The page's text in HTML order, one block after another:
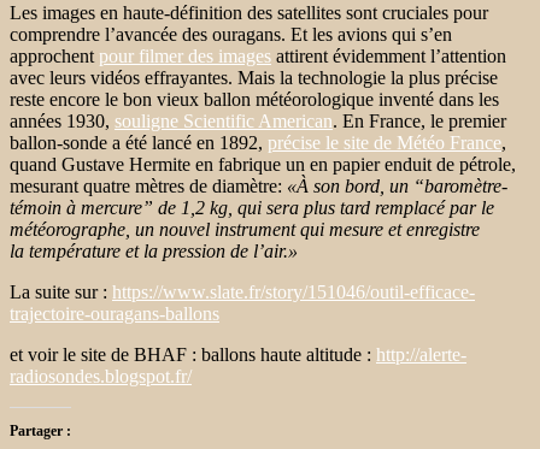
Les images en haute-définition des satellites sont cruciales pour
comprendre l’avancée des ouragans. Et les avions qui s’en
approchent pour filmer des images attirent évidemment l’attention
avec leurs vidéos effrayantes. Mais la technologie la plus précise
reste encore le bon vieux ballon météorologique inventé dans les
années 1930, souligne Scientific American. En France, le premier
ballon-sonde a été lancé en 1892, précise le site de Météo France,
quand Gustave Hermite en fabrique un en papier enduit de pétrole,
mesurant quatre mètres de diamètre: «À son bord, un “baromètre-
témoin à mercure” de 1,2 kg, qui sera plus tard remplacé par le
météorographe, un nouvel instrument qui mesure et enregistre
la température et la pression de l’air.»
La suite sur : https://www.slate.fr/story/151046/outil-efficace-
trajectoire-ouragans-ballons
et voir le site de BHAF : ballons haute altitude : http://alerte-
radiosondes.blogspot.fr/
Partager :